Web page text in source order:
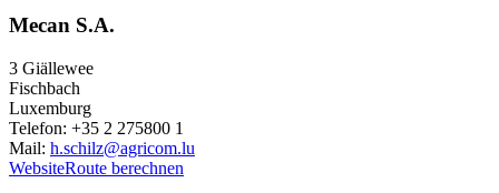
Mecan S.A.
3 Giällewee
Fischbach
Luxemburg
Telefon: +35 2 275800 1
Mail: h.schilz@agricom.lu
WebsiteRoute berechnen